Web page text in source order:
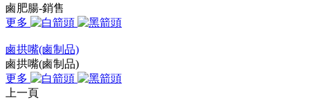
鹵肥腸-銷售
更多
鹵拱嘴(鹵制品)
鹵拱嘴(鹵制品)
更多
上一頁